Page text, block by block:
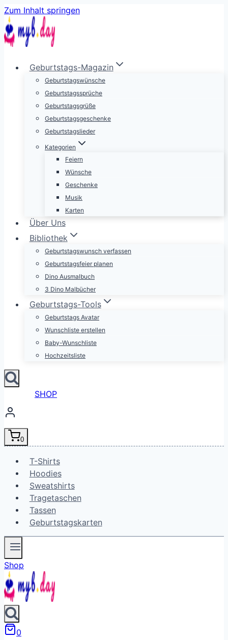
Zum Inhalt springen
Geburtstags-Magazin
Geburtstagswünsche
Geburtstagssprüche
Geburtstagsgrüße
Geburtstagsgeschenke
Geburtstagslieder
Kategorien
Feiern
Wünsche
Geschenke
Musik
Karten
Über Uns
Bibliothek
Geburtstagswunsch verfassen
Geburtstagsfeier planen
Dino Ausmalbuch
3 Dino Malbücher
Geburtstags-Tools
Geburtstags Avatar
Wunschliste erstellen
Baby-Wunschliste
Hochzeitsliste
SHOP
0
T-Shirts
Hoodies
Sweatshirts
Tragetaschen
Tassen
Geburtstagskarten
Shop
0